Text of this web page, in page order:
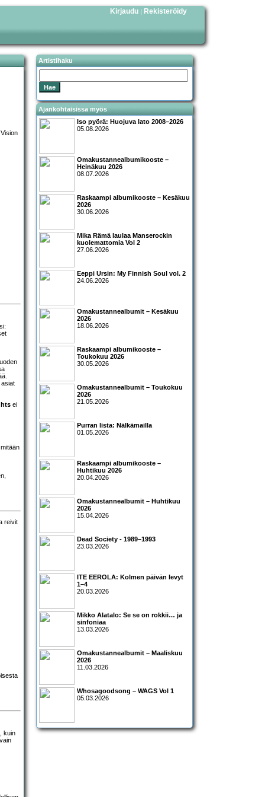
Kirjaudu | Rekisteröidy
asiat
ei
kuin
Artistihaku
Ajankohtaisissa myös
Iso pyörä: Huojuva lato 2008–2026
05.08.2026
Omakustannealbumikooste –
Heinäkuu 2026
08.07.2026
Raskaampi albumikooste – Kesäkuu
2026
30.06.2026
Mika Rämä laulaa Manserockin
kuolemattomia Vol 2
27.06.2026
Eeppi Ursin: My Finnish Soul vol. 2
24.06.2026
Omakustannealbumit – Kesäkuu
2026
18.06.2026
Raskaampi albumikooste –
Toukokuu 2026
30.05.2026
Omakustannealbumit – Toukokuu
2026
21.05.2026
Purran lista: Nälkämailla
01.05.2026
Raskaampi albumikooste –
Huhtikuu 2026
20.04.2026
Omakustannealbumit – Huhtikuu
2026
15.04.2026
Dead Society - 1989–1993
23.03.2026
ITE EEROLA: Kolmen päivän levyt
1–4
20.03.2026
Mikko Alatalo: Se se on rokkii… ja
sinfoniaa
13.03.2026
Omakustannealbumit – Maaliskuu
2026
11.03.2026
Whosagoodsong – WAGS Vol 1
05.03.2026